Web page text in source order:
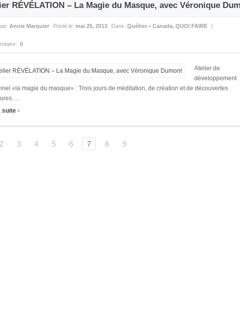
RÉVÉLATION – La Magie du Masque, avec Véronique
Annie Marquier Posté le: mai 25, 2013 Dans: Québec • Canada, QUOI FAIRE |
: 0
Atelier de
développement
«la magie du masque» : Trois jours de méditation, de création et de découvertes
...
suite ›
2 3 4 5 6 7 8 9